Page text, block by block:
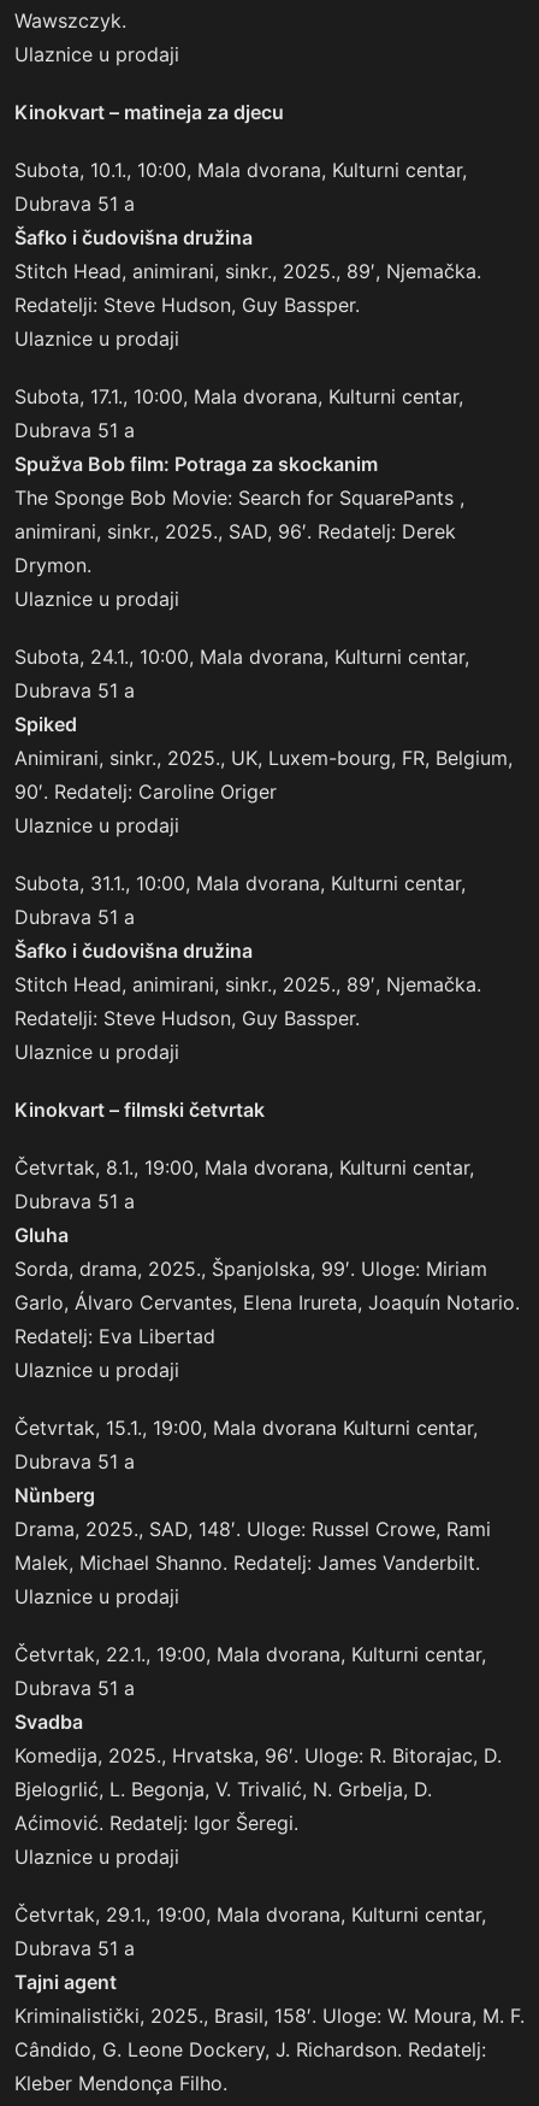
Wawszczyk.
Ulaznice u prodaji
Kinokvart – matineja za djecu
Subota, 10.1., 10:00, Mala dvorana, Kulturni centar,
Dubrava 51 a
Šafko i čudovišna družina
Stitch Head, animirani, sinkr., 2025., 89′, Njemačka.
Redatelji: Steve Hudson, Guy Bassper.
Ulaznice u prodaji
Subota, 17.1., 10:00, Mala dvorana, Kulturni centar,
Dubrava 51 a
Spužva Bob film: Potraga za skockanim
The Sponge Bob Movie: Search for SquarePants ,
animirani, sinkr., 2025., SAD, 96′. Redatelj: Derek
Drymon.
Ulaznice u prodaji
Subota, 24.1., 10:00, Mala dvorana, Kulturni centar,
Dubrava 51 a
Spiked
Animirani, sinkr., 2025., UK, Luxem-bourg, FR, Belgium,
90′. Redatelj: Caroline Origer
Ulaznice u prodaji
Subota, 31.1., 10:00, Mala dvorana, Kulturni centar,
Dubrava 51 a
Šafko i čudovišna družina
Stitch Head, animirani, sinkr., 2025., 89′, Njemačka.
Redatelji: Steve Hudson, Guy Bassper.
Ulaznice u prodaji
Kinokvart – filmski četvrtak
Četvrtak, 8.1., 19:00, Mala dvorana, Kulturni centar,
Dubrava 51 a
Gluha
Sorda, drama, 2025., Španjolska, 99′. Uloge: Miriam
Garlo, Álvaro Cervantes, Elena Irureta, Joaquín Notario.
Redatelj: Eva Libertad
Ulaznice u prodaji
Četvrtak, 15.1., 19:00, Mala dvorana Kulturni centar,
Dubrava 51 a
Nȕnberg
Drama, 2025., SAD, 148′. Uloge: Russel Crowe, Rami
Malek, Michael Shanno. Redatelj: James Vanderbilt.
Ulaznice u prodaji
Četvrtak, 22.1., 19:00, Mala dvorana, Kulturni centar,
Dubrava 51 a
Svadba
Komedija, 2025., Hrvatska, 96′. Uloge: R. Bitorajac, D.
Bjelogrlić, L. Begonja, V. Trivalić, N. Grbelja, D.
Aćimović. Redatelj: Igor Šeregi.
Ulaznice u prodaji
Četvrtak, 29.1., 19:00, Mala dvorana, Kulturni centar,
Dubrava 51 a
Tajni agent
Kriminalistički, 2025., Brasil, 158′. Uloge: W. Moura, M. F.
Cândido, G. Leone Dockery, J. Richardson. Redatelj:
Kleber Mendonça Filho.